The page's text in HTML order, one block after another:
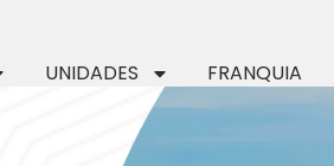
UNIDADES FRANQUIA